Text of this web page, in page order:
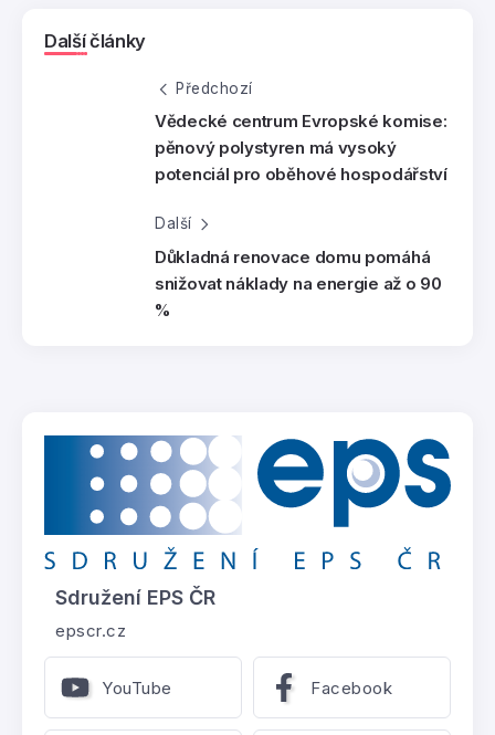
Další články
Předchozí
Vědecké centrum Evropské komise:
pěnový polystyren má vysoký
potenciál pro oběhové hospodářství
Další
Důkladná renovace domu pomáhá
snižovat náklady na energie až o 90
%
Sdružení EPS ČR
epscr.cz
YouTube Facebook